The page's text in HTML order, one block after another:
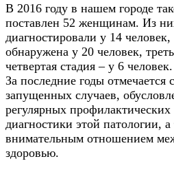
В 2016 году в нашем городе
поставлен 52 женщинам. Из
диагностировали у 14 человек,
обнаружена у 20 человек,
четвертая стадия – у 6 человек.
За последние годы отмечается
запущенных случаев,
регулярных
диагностики этой патологии,
внимательным отношением
здоровью.